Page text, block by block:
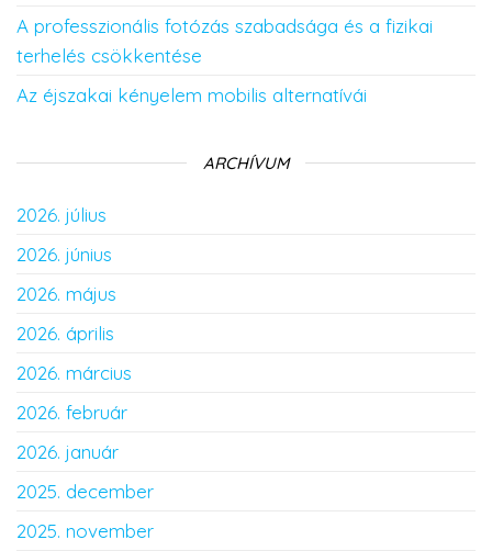
A professzionális fotózás szabadsága és a fizikai
terhelés csökkentése
Az éjszakai kényelem mobilis alternatívái
ARCHÍVUM
2026. július
2026. június
2026. május
2026. április
2026. március
2026. február
2026. január
2025. december
2025. november